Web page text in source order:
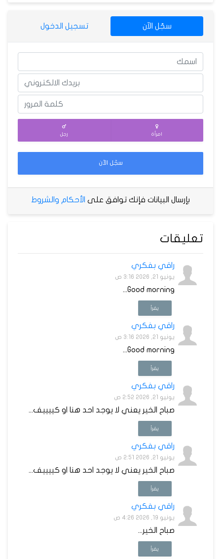
سجّل الآن تسجيل الدخول
امرأة رجل
سجّل الآن
بإرسال البيانات فإنك توافق على الأحكام والشروط
تعليقات
راقي بفكري
يونيو 21, 2026 3:16 ص
Good morning...
يقرأ
راقي بفكري
يونيو 21, 2026 3:16 ص
Good morning...
يقرأ
راقي بفكري
يونيو 21, 2026 2:52 ص
صباح الخير يعني لا يوجد احد هنا او كييييف...
يقرأ
راقي بفكري
يونيو 21, 2026 2:51 ص
صباح الخير يعني لا يوجد احد هنا او كييييف...
يقرأ
راقي بفكري
يونيو 19, 2026 4:26 ص
صباح الخير...
يقرأ